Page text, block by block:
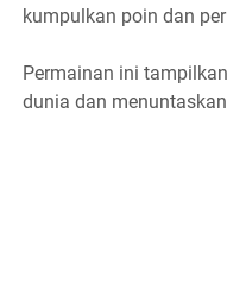
kumpulkan poin dan
Permainan ini
dunia dan